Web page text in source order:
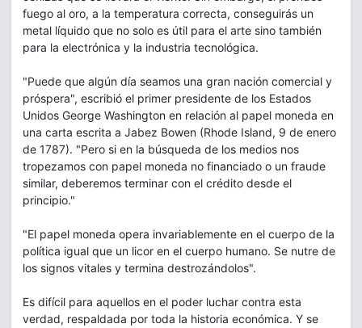
fuego al oro, a la temperatura correcta, conseguirás un
metal líquido que no solo es útil para el arte sino también
para la electrónica y la industria tecnológica.
"Puede que algún día seamos una gran nación comercial y
próspera", escribió el primer presidente de los Estados
Unidos George Washington en relación al papel moneda en
una carta escrita a Jabez Bowen (Rhode Island, 9 de enero
de 1787). "Pero si en la búsqueda de los medios nos
tropezamos con papel moneda no financiado o un fraude
similar, deberemos terminar con el crédito desde el
principio."
"El papel moneda opera invariablemente en el cuerpo de la
política igual que un licor en el cuerpo humano. Se nutre de
los signos vitales y termina destrozándolos".
Es difícil para aquellos en el poder luchar contra esta
verdad, respaldada por toda la historia económica. Y se